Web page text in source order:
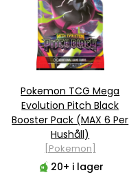
Pokemon TCG Mega
Evolution Pitch Black
Booster Pack (MAX 6 Per
Hushåll)
[Pokemon]
20+ i lager